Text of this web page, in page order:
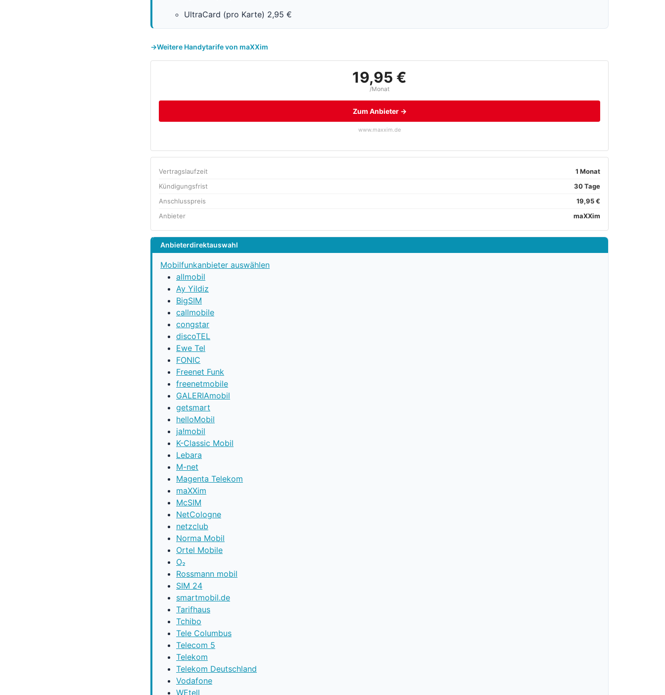
UltraCard (pro Karte) 2,95 €
Weitere Handytarife von maXXim
19,95 €
/Monat
Zum Anbieter →
www.maxxim.de
Vertragslaufzeit
1 Monat
Kündigungsfrist
30 Tage
Anschlusspreis
19,95 €
Anbieter
maXXim
Anbieterdirektauswahl
Mobilfunkanbieter auswählen
allmobil
Ay Yildiz
BigSIM
callmobile
congstar
discoTEL
Ewe Tel
FONIC
Freenet Funk
freenetmobile
GALERIAmobil
getsmart
helloMobil
ja!mobil
K-Classic Mobil
Lebara
M-net
Magenta Telekom
maXXim
McSIM
NetCologne
netzclub
Norma Mobil
Ortel Mobile
O₂
Rossmann mobil
SIM 24
smartmobil.de
Tarifhaus
Tchibo
Tele Columbus
Telecom 5
Telekom
Telekom Deutschland
Vodafone
WEtell